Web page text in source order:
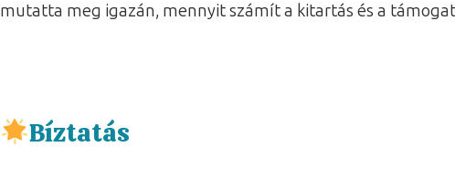
mutatta meg igazán, mennyit számít a kitartás és a
Bíztatás